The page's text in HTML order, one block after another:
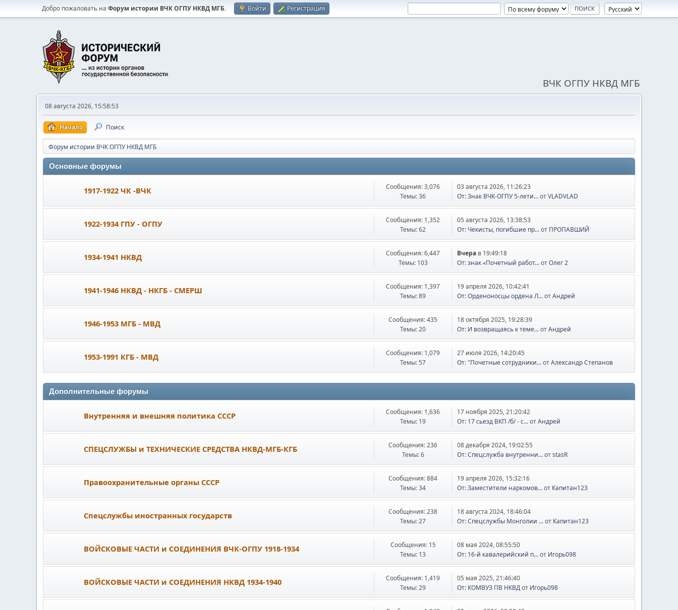
Добро пожаловать на Форум истории ВЧК ОГПУ НКВД МГБ. Войти Регистрация
ВЧК ОГПУ НКВД МГБ
08 августа 2026, 15:58:53
Начало Поиск
Форум истории ВЧК ОГПУ НКВД МГБ
Основные форумы
1917-1922 ЧК -ВЧК
Сообщения: 3,076
Темы: 36
03 августа 2026, 11:26:23
От: Знак ВЧК-ОГПУ 5-лети...отVLADVLAD
1922-1934 ГПУ - ОГПУ
Сообщения: 1,352
Темы: 62
05 августа 2026, 13:38:53
От: Чекисты, погибшие пр...от ПРОПАВШИЙ
1934-1941 НКВД
Сообщения: 6,447
Темы: 103
Вчера в 19:49:18
От: знак «Почетный работ...отОлег 2
1941-1946 НКВД - НКГБ - СМЕРШ
Сообщения: 1,397
Темы: 89
19 апреля 2026, 10:42:41
От: Орденоносцы ордена Л...отАндрей
1946-1953 МГБ - МВД
Сообщения: 435
Темы: 20
18 октября 2025, 19:28:39
От: И возвращаясь к теме...отАндрей
1953-1991 КГБ - МВД
Сообщения: 1,079
Темы: 57
27 июля 2026, 14:20:45
От: "Почетные сотрудники...отАлександр Степанов
Дополнительные форумы
Внутренняя и внешняя политика СССР
Сообщения: 1,636
Темы: 19
17 ноября 2025, 21:20:42
От: 17 сьезд ВКП /б/ - с...отАндрей
СПЕЦСЛУЖБЫ и ТЕХНИЧЕСКИЕ СРЕДСТВА НКВД-МГБ-КГБ
Сообщения: 236
Темы: 6
08 декабря 2024, 19:02:55
От: Спецслужба внутренни...отstasR
Правоохранительные органы СССР
Сообщения: 884
Темы: 34
19 апреля 2026, 15:32:16
От: Заместители наркомов...от Капитан123
Спецслужбы иностранных государств
Сообщения: 238
Темы: 27
18 августа 2024, 18:46:04
От: Спецслужбы Монголии ...от Капитан123
ВОЙСКОВЫЕ ЧАСТИ и СОЕДИНЕНИЯ ВЧК-ОГПУ 1918-1934
Сообщения: 15
Темы: 13
08 мая 2024, 08:55:50
От: 16-й кавалерийский п...от Игорь098
ВОЙСКОВЫЕ ЧАСТИ и СОЕДИНЕНИЯ НКВД 1934-1940
Сообщения: 1,419
Темы: 29
05 мая 2025, 21:46:40
От: КОМВУЗ ПВ НКВДот Игорь098